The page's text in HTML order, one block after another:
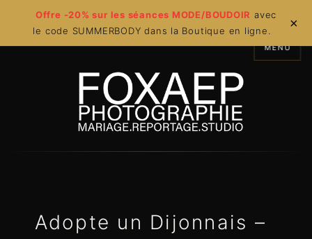
Offre -20% sur les séances MODE/BOUDOIR avec
le code SUMMERBODY dans la Boutique en ligne.
×
MENU
Adopte un Dijonnais –